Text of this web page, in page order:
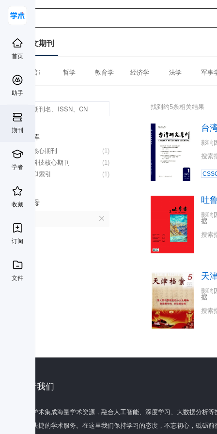
首页
助手
期刊
学者
收藏
订阅
文件
中文期刊
全部 哲学 教育学 经济学 法学 军事
数据库
(1)
北大核心期刊
(1)
中国科技核心期刊
(1)
CSSCI索引
首字母
找到约5条相关结果
台
影响
搜索
吐
影响
据
搜索
天
影响
据
搜索
关于我们
百度学术集成海量学术资源，融合人工智能、深度学习、大数据分析
全面快捷的学术服务。在这里我们保持学习的态度，不忘初心，砥砺前